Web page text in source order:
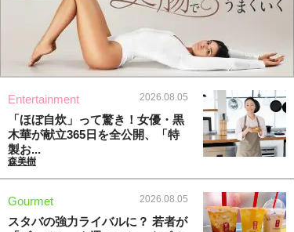
Entertainment 2026.08.05
「ほぼ自炊」って驚き！女優・黒
木華が献立365日を全公開、「特
製お...
森美樹
Gourmet 2026.08.05
スタバの強力ライバルに？ 若者が